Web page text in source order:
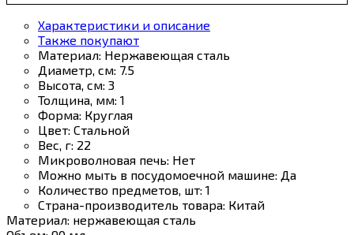
Характеристики и описание
Также покупают
Материал: Нержавеющая сталь
Диаметр, см: 7.5
Высота, см: 3
Толщина, мм: 1
Форма: Круглая
Цвет: Стальной
Вес, г: 22
Микроволновая печь: Нет
Можно мыть в посудомоечной машине: Да
Количество предметов, шт: 1
Страна-производитель товара: Китай
Материал: нержавеющая сталь